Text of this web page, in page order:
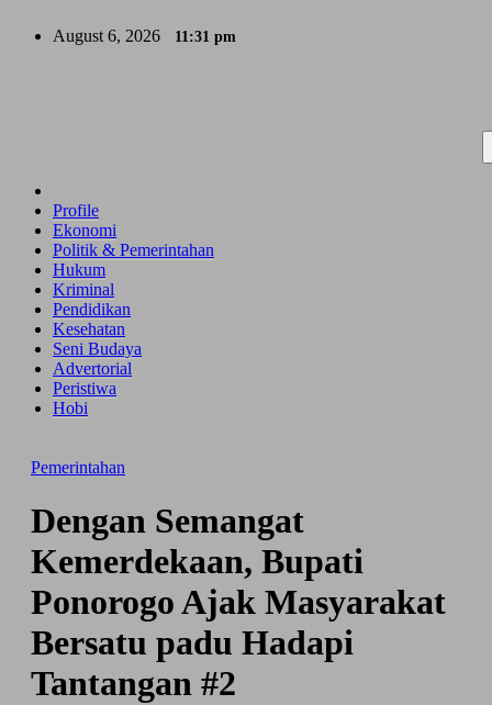
August 6, 2026 11:31 pm
Profile
Ekonomi
Politik & Pemerintahan
Hukum
Kriminal
Pendidikan
Kesehatan
Seni Budaya
Advertorial
Peristiwa
Hobi
Pemerintahan
Dengan Semangat
Kemerdekaan, Bupati
Ponorogo Ajak Masyarakat
Bersatu padu Hadapi
Tantangan #2